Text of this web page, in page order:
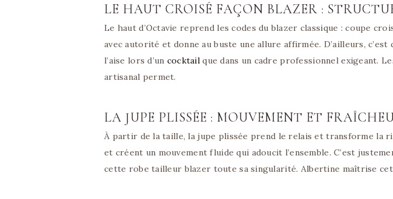
LE HAUT CROISÉ FAÇON BLAZER :
Le haut d’Octavie reprend les codes du blazer classique : coupe
avec autorité et donne au buste une allure affirmée. D’ailleurs,
l’aise lors d’un cocktail que dans un cadre professionnel exigeant.
artisanal permet.
LA JUPE PLISSÉE : MOUVEMENT ET
À partir de la taille, la jupe plissée prend le relais et transforme la
et créent un mouvement fluide qui adoucit l’ensemble. C’est
cette robe tailleur blazer toute sa singularité. Albertine maîtrise